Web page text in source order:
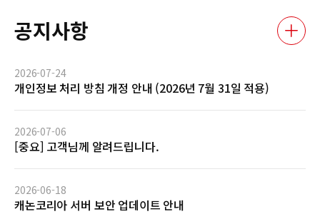
공지사항
2026-07-24
개인정보 처리 방침 개정 안내 (2026년 7월 31일 적용)
2026-07-06
[중요] 고객님께 알려드립니다.
2026-06-18
캐논코리아 서버 보안 업데이트 안내